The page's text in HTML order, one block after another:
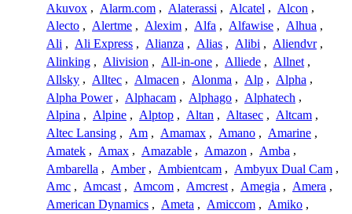
Akuvox , Alarm.com , Alaterassi , Alcatel , Alcon ,
Alecto , Alertme , Alexim , Alfa , Alfawise , Alhua ,
Ali , Ali Express , Alianza , Alias , Alibi , Aliendvr ,
Alinking , Alivision , All-in-one , Alliede , Allnet ,
Allsky , Alltec , Almacen , Alonma , Alp , Alpha ,
Alpha Power , Alphacam , Alphago , Alphatech ,
Alpina , Alpine , Alptop , Altan , Altasec , Altcam ,
Altec Lansing , Am , Amamax , Amano , Amarine ,
Amatek , Amax , Amazable , Amazon , Amba ,
Ambarella , Amber , Ambientcam , Ambyux Dual Cam ,
Amc , Amcast , Amcom , Amcrest , Amegia , Amera ,
American Dynamics , Ameta , Amiccom , Amiko ,